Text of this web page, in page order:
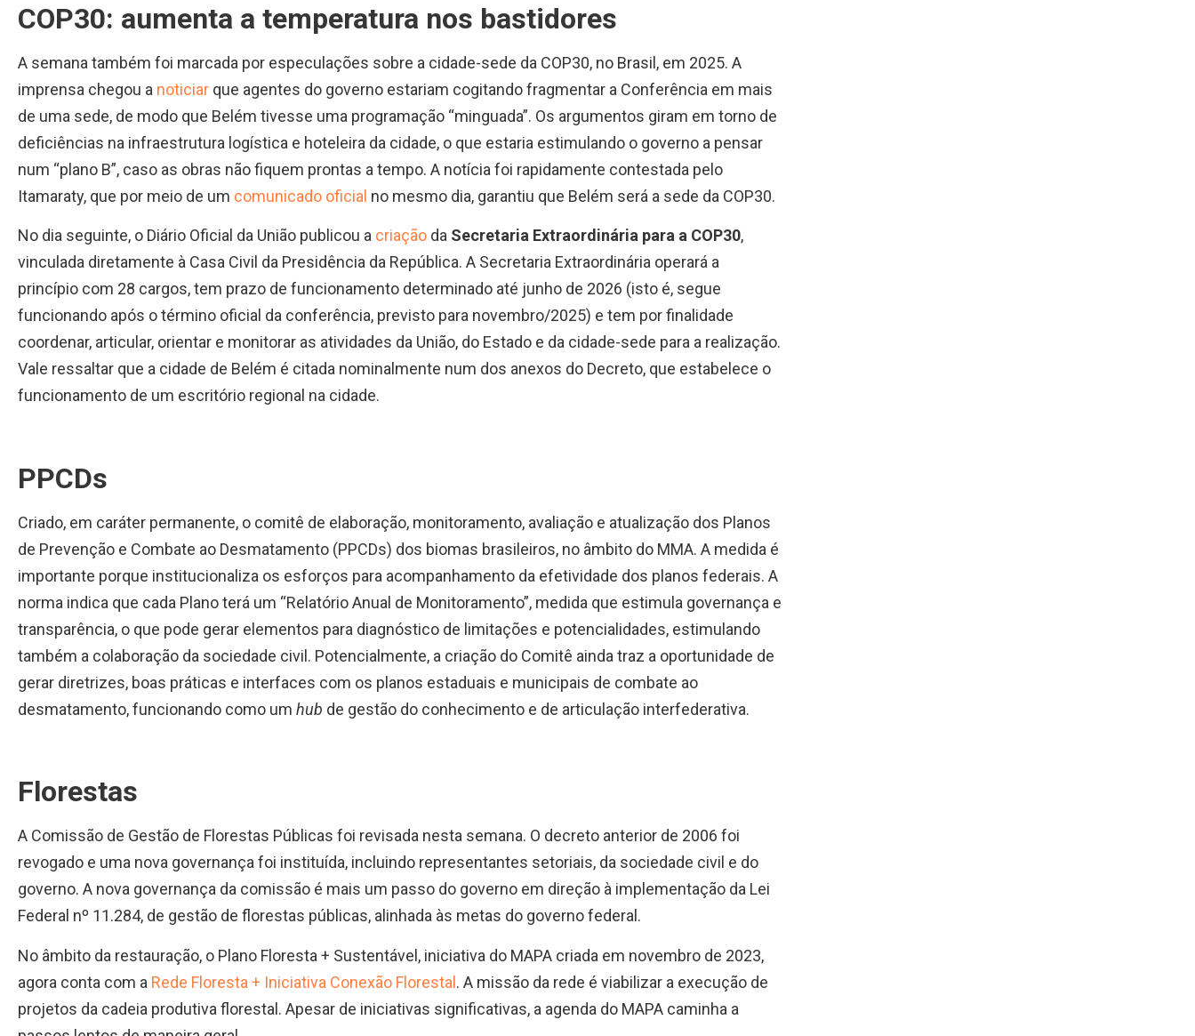
COP30: aumenta a temperatura nos bastidores
A semana também foi marcada por especulações sobre a cidade-sede da COP30, no Brasil, em 2025. A
imprensa chegou a noticiar que agentes do governo estariam cogitando fragmentar a Conferência em mais
de uma sede, de modo que Belém tivesse uma programação “minguada”. Os argumentos giram em torno de
deficiências na infraestrutura logística e hoteleira da cidade, o que estaria estimulando o governo a pensar
num “plano B”, caso as obras não fiquem prontas a tempo. A notícia foi rapidamente contestada pelo
Itamaraty, que por meio de um comunicado oficial no mesmo dia, garantiu que Belém será a sede da COP30.
No dia seguinte, o Diário Oficial da União publicou a criação da Secretaria Extraordinária para a COP30,
vinculada diretamente à Casa Civil da Presidência da República. A Secretaria Extraordinária operará a
princípio com 28 cargos, tem prazo de funcionamento determinado até junho de 2026 (isto é, segue
funcionando após o término oficial da conferência, previsto para novembro/2025) e tem por finalidade
coordenar, articular, orientar e monitorar as atividades da União, do Estado e da cidade-sede para a realização.
Vale ressaltar que a cidade de Belém é citada nominalmente num dos anexos do Decreto, que estabelece o
funcionamento de um escritório regional na cidade.
PPCDs
Criado, em caráter permanente, o comitê de elaboração, monitoramento, avaliação e atualização dos Planos
de Prevenção e Combate ao Desmatamento (PPCDs) dos biomas brasileiros, no âmbito do MMA. A medida é
importante porque institucionaliza os esforços para acompanhamento da efetividade dos planos federais. A
norma indica que cada Plano terá um “Relatório Anual de Monitoramento”, medida que estimula governança e
transparência, o que pode gerar elementos para diagnóstico de limitações e potencialidades, estimulando
também a colaboração da sociedade civil. Potencialmente, a criação do Comitê ainda traz a oportunidade de
gerar diretrizes, boas práticas e interfaces com os planos estaduais e municipais de combate ao
desmatamento, funcionando como um hub de gestão do conhecimento e de articulação interfederativa.
Florestas
A Comissão de Gestão de Florestas Públicas foi revisada nesta semana. O decreto anterior de 2006 foi
revogado e uma nova governança foi instituída, incluindo representantes setoriais, da sociedade civil e do
governo. A nova governança da comissão é mais um passo do governo em direção à implementação da Lei
Federal nº 11.284, de gestão de florestas públicas, alinhada às metas do governo federal.
No âmbito da restauração, o Plano Floresta + Sustentável, iniciativa do MAPA criada em novembro de 2023,
agora conta com a Rede Floresta + Iniciativa Conexão Florestal. A missão da rede é viabilizar a execução de
projetos da cadeia produtiva florestal. Apesar de iniciativas significativas, a agenda do MAPA caminha a